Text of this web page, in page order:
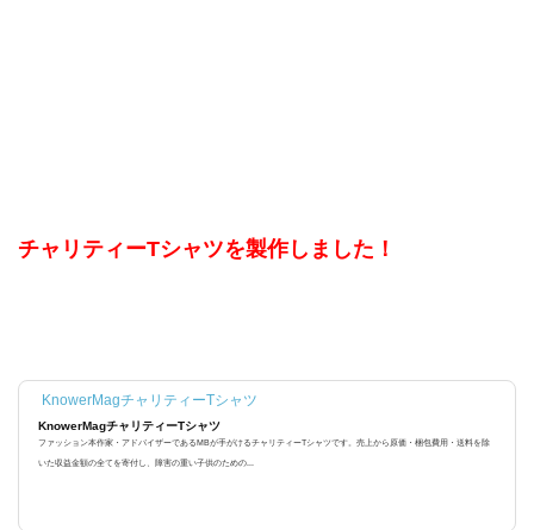
チャリティーTシャツを製作しました！
KnowerMagチャリティーTシャツ
KnowerMagチャリティーTシャツ
ファッション本作家・アドバイザーであるMBが手がけるチャリティーTシャツです。売上から原価・梱包費用・送料を除
いた収益金額の全てを寄付し、障害の重い子供のための...